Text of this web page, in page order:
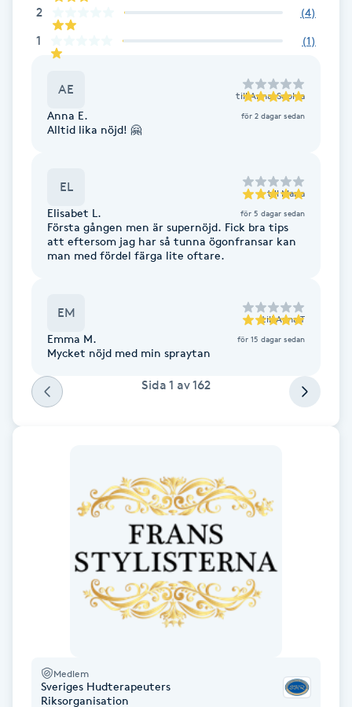
IPL hårborttagning
Japansk massage
Katun fransar
Keratinbehandling
Kinesiologi
Kinesisk medicin
Klangmassage
Klippning & Slingor
Koppningsmassage
2 (4)
1 (1)
AE till Anna-Sophia
Anna E. för 2 dagar sedan
Alltid lika nöjd! 🤗
EL till Maria
Elisabet L. för 5 dagar sedan
Första gången men är supernöjd. Fick bra tips
att eftersom jag har så tunna ögonfransar kan
man med fördel färga lite oftare.
EM till Anna T
Emma M. för 15 dagar sedan
Mycket nöjd med min spraytan
Sida 1 av162
Medlem
Sveriges Hudterapeuters
Riksorganisation